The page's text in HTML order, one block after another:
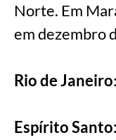
Norte. Em
em dezembro
Rio de Janeiro
Espírito Santo: